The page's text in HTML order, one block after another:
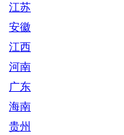
江苏
安徽
江西
河南
广东
海南
贵州